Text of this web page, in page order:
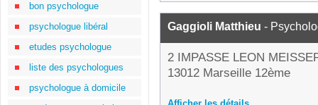
bon psychologue
psychologue libéral
etudes psychologue
liste des psychologues
psychologue à domicile
Gaggioli Matthieu -
2 IMPASSE LEON
13012 Marseille 12ème